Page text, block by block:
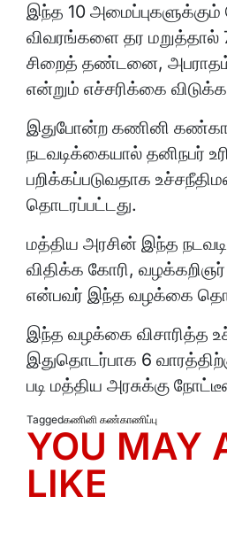
இந்த 10 அமைப்புகளுக்கும்
விவரங்களை தர
சிறைத் தண்டனை, அபராதம்
என்றும் எச்சரிக்கை
இதுபோன்ற கணினி
நடவடிக்கையால் தனிநபர்
பறிக்கப்படுவதாக
தொடரப்பட்டது.
மத்திய அரசின் இந்த
விதிக்க கோரி,
என்பவர் இந்த வழக்கை
இந்த வழக்கை விசாரித்த
இதுதொடர்பாக 6
படி மத்திய அரசுக்கு
Taggedகணினி கண்காணிப்பு
YOU MAY
LIKE